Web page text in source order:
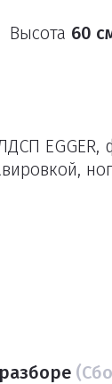
Высота 60